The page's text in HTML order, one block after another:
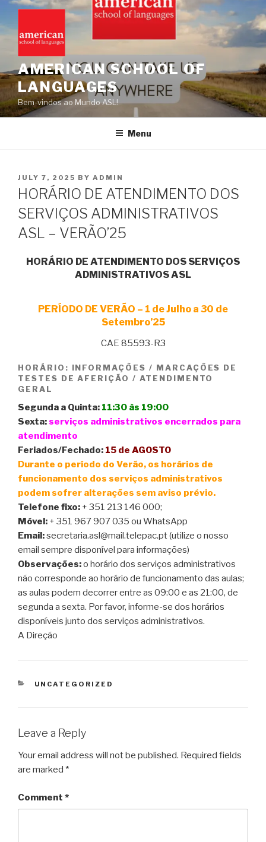
Skip
content
AMERICAN SCHOOL OF
LANGUAGES
Bem-vindos ao Mundo ASL!
Menu
POSTED
ON
JULY 7, 2025 BY ADMIN
HORÁRIO DE ATENDIMENTO DOS
SERVIÇOS ADMINISTRATIVOS
ASL – VERÃO’25
HORÁRIO DE ATENDIMENTO DOS SERVIÇOS
ADMINISTRATIVOS ASL
PERÍODO DE VERÃO – 1 de Julho a 30 de
Setembro’25
CAE 85593-R3
HORÁRIO: INFORMAÇÕES / MARCAÇÕES DE
TESTES DE AFERIÇÃO / ATENDIMENTO
GERAL
Segunda a Quinta: 11:30 às 19:00
Sexta:serviços administrativos encerrados para
atendimento
Feriados/Fechado: 15 de AGOSTO
Durante o período do Verão, os horários de
funcionamento dos serviços administrativos
podem sofrer alterações sem aviso prévio.
Telefone fixo: + 351 213 146 000;
Móvel: + 351 967 907 035 ou WhatsApp
Email:secretaria.asl@mail.telepac.pt (utilize o nosso
email sempre disponível para informações)
Observações:o horário dos serviços administrativos
não corresponde ao horário de funcionamento das aulas;
as aulas podem decorrer entre as 09:00 e as 21:00, de
segunda a sexta. Por favor, informe-se dos horários
disponíveis junto dos serviços administrativos.
A Direção
CATEGORIES
UNCATEGORIZED
Leave a Reply
Your email address will not be published. Required fields
are marked *
Comment *